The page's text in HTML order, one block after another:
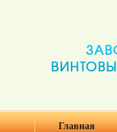
Главная